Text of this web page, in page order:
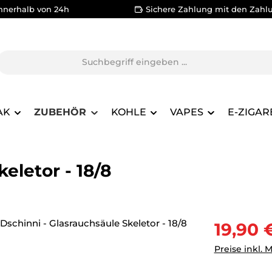
von 24h Sichere Zahlung mit den
ZUBEHÖR KOHLE VAPES E-
- 18/8
19,90
Preise inkl.